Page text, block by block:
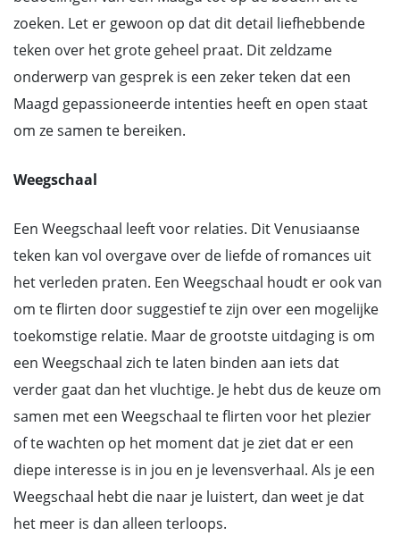
zoeken. Let er gewoon op dat dit detail liefhebbende
teken over het grote geheel praat. Dit zeldzame
onderwerp van gesprek is een zeker teken dat een
Maagd gepassioneerde intenties heeft en open staat
om ze samen te bereiken.
Weegschaal
Een Weegschaal leeft voor relaties. Dit Venusiaanse
teken kan vol overgave over de liefde of romances uit
het verleden praten. Een Weegschaal houdt er ook van
om te flirten door suggestief te zijn over een mogelijke
toekomstige relatie. Maar de grootste uitdaging is om
een Weegschaal zich te laten binden aan iets dat
verder gaat dan het vluchtige. Je hebt dus de keuze om
samen met een Weegschaal te flirten voor het plezier
of te wachten op het moment dat je ziet dat er een
diepe interesse is in jou en je levensverhaal. Als je een
Weegschaal hebt die naar je luistert, dan weet je dat
het meer is dan alleen terloops.